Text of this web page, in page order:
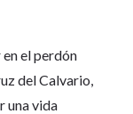
el perdón
del Calvario,
una vida